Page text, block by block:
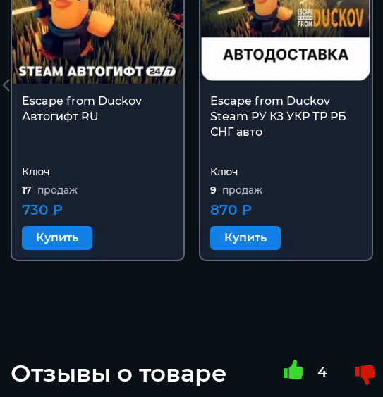
Escape from Duckov
Автогифт RU
Ключ
17 продаж
730 ₽
Купить
Escape from Duckov
Steam РУ КЗ УКР ТР РБ
СНГ авто
Ключ
9 продаж
870 ₽
Купить
Отзывы о товаре 4